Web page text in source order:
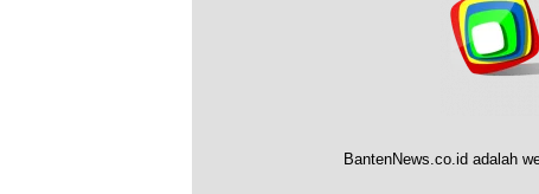
BantenNews.co.id adalah